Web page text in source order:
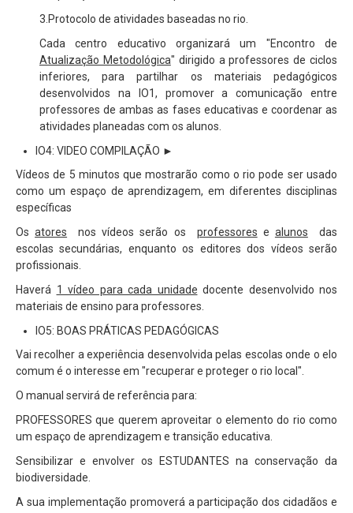
3.Protocolo de atividades baseadas no rio.
Cada centro educativo organizará um "Encontro de
Atualização Metodológica" dirigido a professores de ciclos
inferiores, para partilhar os materiais pedagógicos
desenvolvidos na IO1, promover a comunicação entre
professores de ambas as fases educativas e coordenar as
atividades planeadas com os alunos.
IO4: VIDEO COMPILAÇÃO ►
Vídeos de 5 minutos que mostrarão como o rio pode ser usado
como um espaço de aprendizagem, em diferentes disciplinas
específicas
Osatores nos vídeos serão os professores e alunos das
escolas secundárias, enquanto os editores dos vídeos serão
profissionais.
Haverá 1 vídeo para cada unidade docente desenvolvido nos
materiais de ensino para professores.
IO5: BOAS PRÁTICAS PEDAGÓGICAS
Vai recolher a experiência desenvolvida pelas escolas onde o elo
comum é o interesse em "recuperar e proteger o rio local".
O manual servirá de referência para:
PROFESSORES que querem aproveitar o elemento do rio como
um espaço de aprendizagem e transição educativa.
Sensibilizar e envolver os ESTUDANTES na conservação da
biodiversidade.
A sua implementação promoverá a participação dos cidadãos e